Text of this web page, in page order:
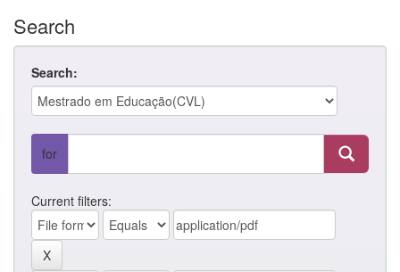
Search
Search:
for
Current filters: